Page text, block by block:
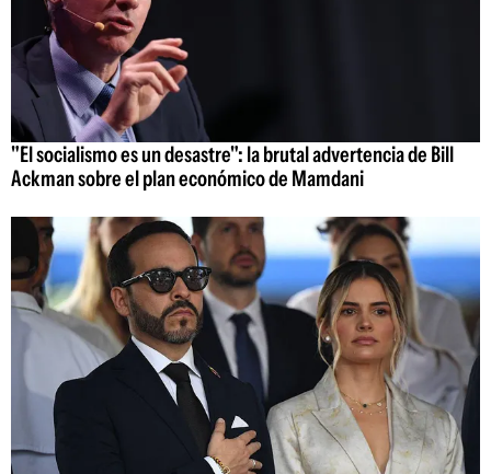
"El socialismo es un desastre": la brutal advertencia de Bill
Ackman sobre el plan económico de Mamdani